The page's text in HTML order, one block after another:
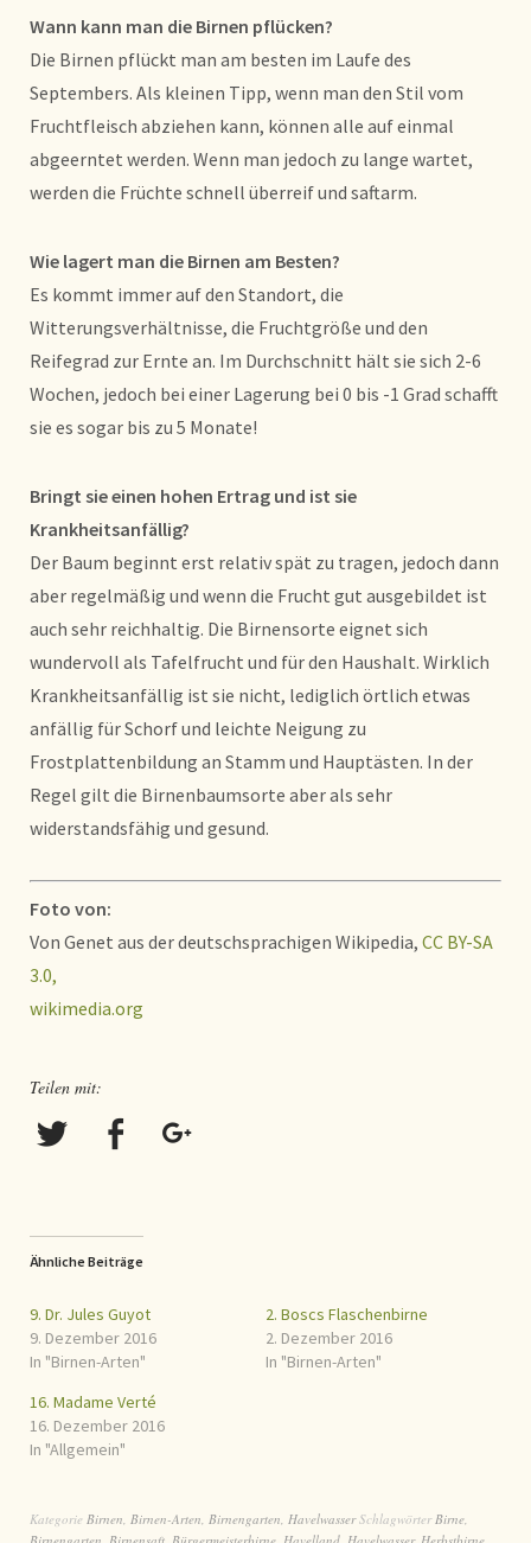
Wann kann man die Birnen pflücken?
Die Birnen pflückt man am besten im Laufe des
Septembers. Als kleinen Tipp, wenn man den Stil vom
Fruchtfleisch abziehen kann, können alle auf einmal
abgeerntet werden. Wenn man jedoch zu lange wartet,
werden die Früchte schnell überreif und saftarm.
Wie lagert man die Birnen am Besten?
Es kommt immer auf den Standort, die
Witterungsverhältnisse, die Fruchtgröße und den
Reifegrad zur Ernte an. Im Durchschnitt hält sie sich 2-6
Wochen, jedoch bei einer Lagerung bei 0 bis -1 Grad schafft
sie es sogar bis zu 5 Monate!
Bringt sie einen hohen Ertrag und ist sie
Krankheitsanfällig?
Der Baum beginnt erst relativ spät zu tragen, jedoch dann
aber regelmäßig und wenn die Frucht gut ausgebildet ist
auch sehr reichhaltig. Die Birnensorte eignet sich
wundervoll als Tafelfrucht und für den Haushalt. Wirklich
Krankheitsanfällig ist sie nicht, lediglich örtlich etwas
anfällig für Schorf und leichte Neigung zu
Frostplattenbildung an Stamm und Hauptästen. In der
Regel gilt die Birnenbaumsorte aber als sehr
widerstandsfähig und gesund.
Foto von:
Von Genet aus der deutschsprachigen Wikipedia, CC BY-SA
3.0,
wikimedia.org
Teilen mit:
Ähnliche Beiträge
9. Dr. Jules Guyot
9. Dezember 2016
In "Birnen-Arten"
2. Boscs Flaschenbirne
2. Dezember 2016
In "Birnen-Arten"
16. Madame Verté
16. Dezember 2016
In "Allgemein"
Kategorie Birnen, Birnen-Arten, Birnengarten, Havelwasser SchlagwörterBirne,